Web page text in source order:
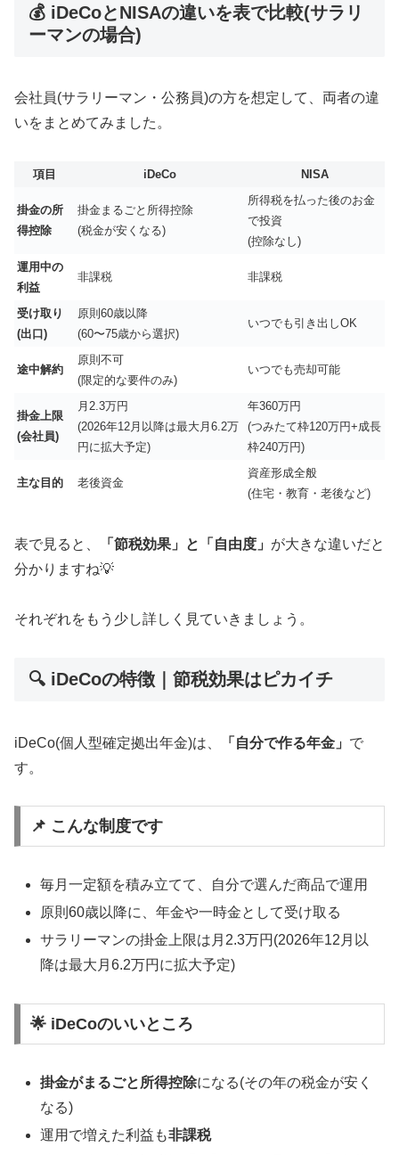
💰 iDeCoとNISAの違いを表で比較(サラリ
ーマンの場合)
会社員(サラリーマン・公務員)の方を想定して、両者の違
いをまとめてみました。
項目 iDeCo NISA
掛金の所
得控除
掛金まるごと所得控除
(税金が安くなる)
所得税を払った後のお金
で投資
(控除なし)
運用中の
利益
非課税 非課税
受け取り
(出口)
原則60歳以降
(60〜75歳から選択)
いつでも引き出しOK
途中解約
原則不可
(限定的な要件のみ)
いつでも売却可能
掛金上限
(会社員)
月2.3万円
(2026年12月以降は最大月6.2万
円に拡大予定)
年360万円
(つみたて枠120万円+成長
枠240万円)
主な目的 老後資金
資産形成全般
(住宅・教育・老後など)
表で見ると、 「節税効果」と「自由度」 が大きな違いだと
分かりますね💡
それぞれをもう少し詳しく見ていきましょう。
🔍 iDeCoの特徴｜節税効果はピカイチ
iDeCo(個人型確定拠出年金)は、 「自分で作る年金」 で
す。
📌 こんな制度です
毎月一定額を積み立てて、自分で選んだ商品で運用
原則60歳以降に、年金や一時金として受け取る
サラリーマンの掛金上限は月2.3万円(2026年12月以
降は最大月6.2万円に拡大予定)
🌟 iDeCoのいいところ
掛金がまるごと所得控除になる(その年の税金が安く
なる)
運用で増えた利益も非課税